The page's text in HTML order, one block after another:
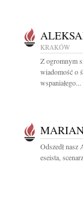
KRAKÓW
Z ogromnym
wiadomość o
wspaniałego...
Odszedł
eseista,